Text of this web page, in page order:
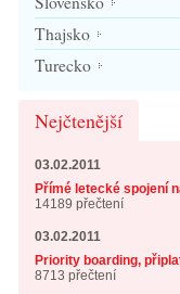
Thajsko
Turecko
Nejčtenější
03.02.2011
Přímé letecké spojení
14189 přečtení
03.02.2011
Priority boarding,
8713 přečtení